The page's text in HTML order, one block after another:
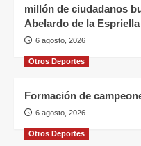
millón de ciudadanos
Abelardo de la Espriella
6 agosto, 2026
Otros Deportes
Formación de
6 agosto, 2026
Otros Deportes